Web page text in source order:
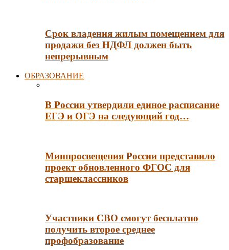
Срок владения жилым помещением для
продажи без НДФЛ должен быть
непрерывным
ОБРАЗОВАНИЕ
В России утвердили единое расписание
ЕГЭ и ОГЭ на следующий год…
Минпросвещения России представило
проект обновленного ФГОС для
старшеклассников
Участники СВО смогут бесплатно
получить второе среднее
профобразование